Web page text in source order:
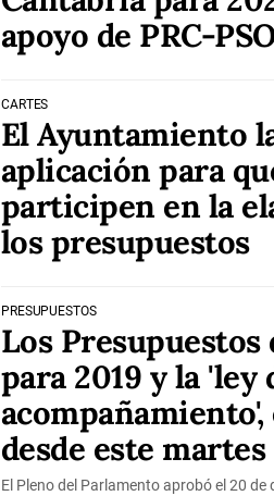
apoyo de PRC-
CARTES
El Ayuntamiento
aplicación para
participen en la
los presupuestos
PRESUPUESTOS
Los Presupuestos
para 2019 y la 'ley
desde este martes
El Pleno del Parlamento aprobó el 20